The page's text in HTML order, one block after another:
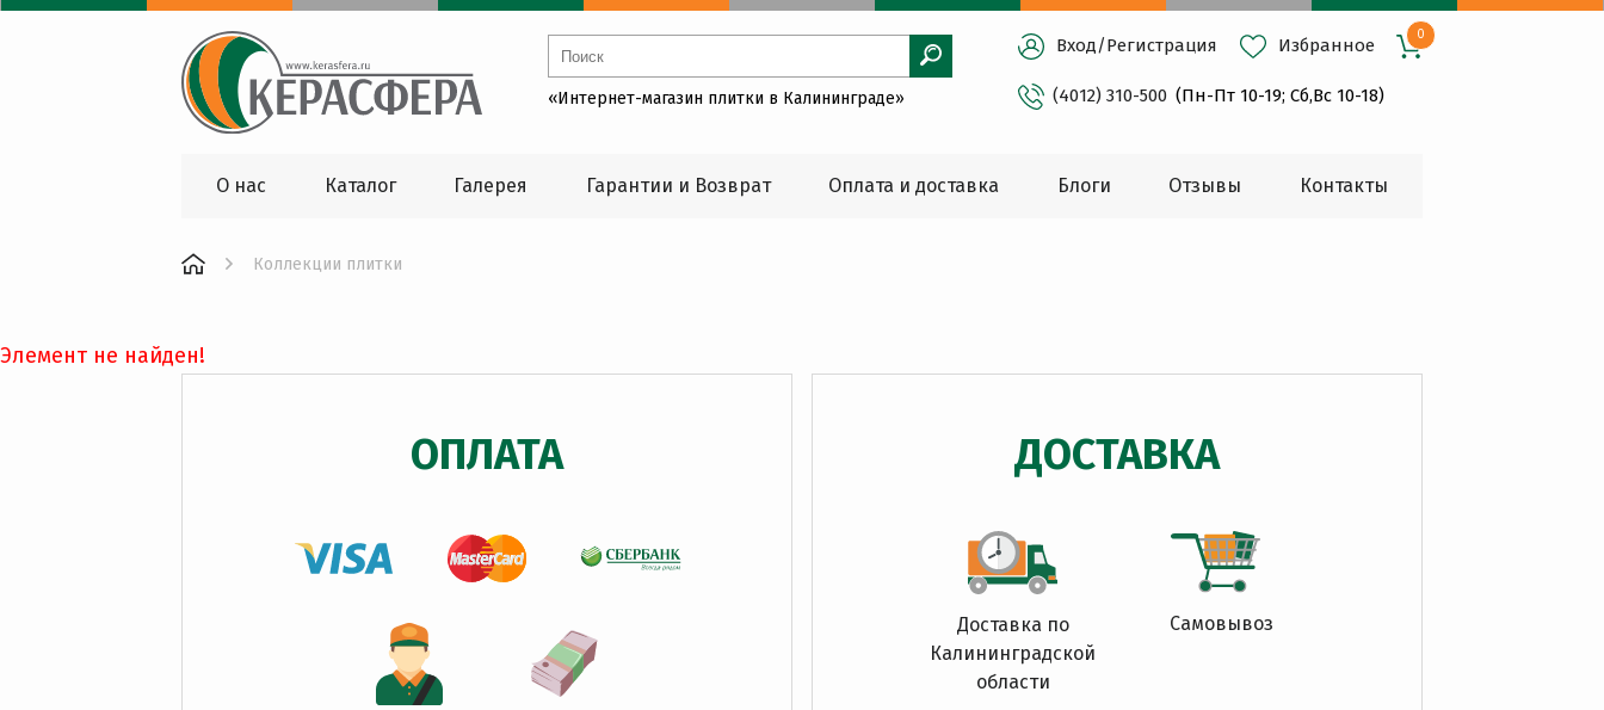
«Интернет-магазин плитки в Калининграде»
Вход/Регистрация Избранное
0
(4012) 310-500 (Пн-Пт 10-19; Сб,Вс 10-18)
О нас Каталог Галерея Гарантии и Возврат Оплата и доставка Блоги Oтзывы Контакты
Коллекции плитки
Элемент не найден!
ОПЛАТА ДОСТАВКА
Доставка по
Калининградской
области
Самовывоз